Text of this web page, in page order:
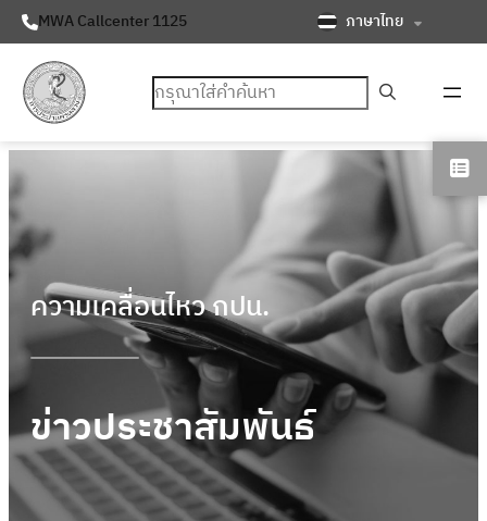
MWA Callcenter 1125 ภาษาไทย
ค้นหา
ความเคลื่อนไหว กปน.
ข่าวประชาสัมพันธ์